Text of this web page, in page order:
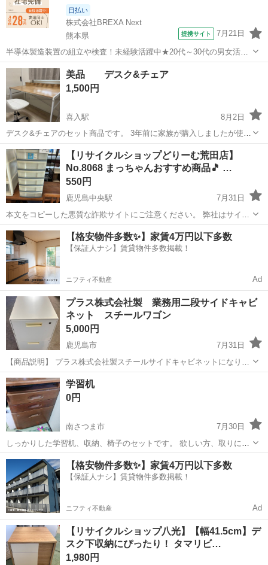
日払い
株式会社BREXA Next
熊本県
提携サイト 7月21日
半導体製造装置の組立や検査！未経験活躍中★20代～30代の男女活躍
中★ワンルーム寮完備！赴任旅費会社負担！マイカー通勤OK！無料駐
車場あり！正社員登用あり！《熊本県菊池郡大津町》 人気の工場のお
仕事 ◇半導体製造装置の組立...
熊本 その他
美品 デスク&チェア
1,500円
喜入駅
8月2日
デスク&チェアのセット商品です。 3年前に家族が購入しましたが使用
はほとんどしていません。 サイズは奥行き60㌢横幅120㌢高さ80㌢(奥
側の縦型天板含む)作業スペースまでは73㌢ となります。 引き取
り限定にてお安く出...
鹿児島 鹿児島市 喜入駅 オフィス用家具
【リサイクルショップどりーむ荒田店】
No.8068 まっちゃんおすすめ商品🎵 …
550円
鹿児島中央駅
7月31日
本文をコピーした悪質な詐欺サイトにご注意ください。 弊社はサイト
内でのクレジット決済や銀行振り込みを致しておりません。 リサイク
ルショップどりーむ掲載商品を ご覧下さいまして誠にありがとうござ
います。 どりー...
鹿児島 鹿児島市 鹿児島中央駅 オフィス用家具 商品
【格安物件多数✨】家賃4万円以下多数
【保証人ナシ】賃貸物件多数掲載！
ニフティ不動産 Ad
プラス株式会社製 業務用二段サイドキャビ
ネット スチールワゴン
5,000円
鹿児島市
7月31日
【商品説明】 プラス株式会社製スチールサイドキャビネットになりま
す。 棚は二段式になっております。製造年は不明です。 サイズ：幅約
40㎝ 奥行約55㎝ 高さ約62㎝ 棚解放時最大奥行約97㎝ キャスター
が付いているため...
鹿児島 鹿児島市 オフィス用家具
学習机
0円
南さつま市
7月30日
しっかりした学習机、収納、椅子のセットです。 欲しい方、取りに来
て頂ける方に無料でお譲りします(*^^*)宜しくお願いします。
鹿児島 南さつま市 オフィス用家具 無料
【格安物件多数✨】家賃4万円以下多数
【保証人ナシ】賃貸物件多数掲載！
ニフティ不動産 Ad
【リサイクルショップ八光】【幅41.5cm】デ
スク下収納にぴったり！ タマリビ…
1,980円